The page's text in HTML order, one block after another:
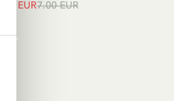
5.95 EUR7.00 EUR